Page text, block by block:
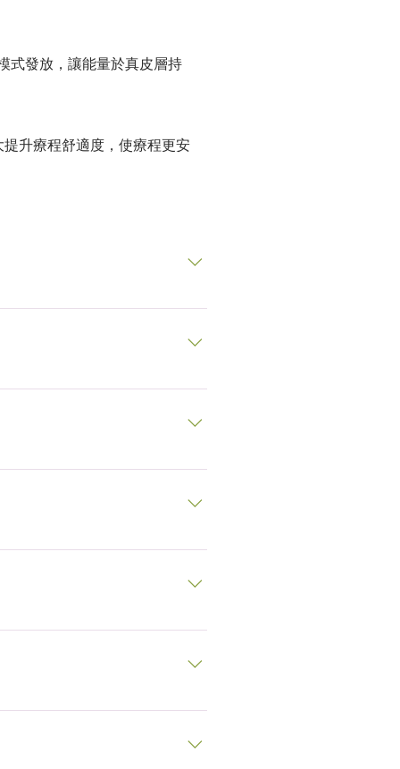
式發放，讓能量於真皮層持
升療程舒適度，使療程更安